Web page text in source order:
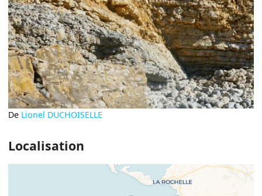
De Lionel DUCHOISELLE
Localisation